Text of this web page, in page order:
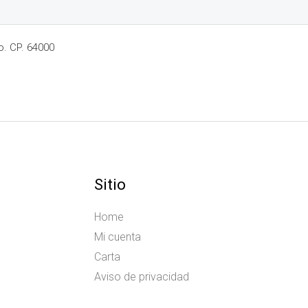
CP. 64000
Sitio
Home
Mi cuenta
Carta
Aviso de privacidad